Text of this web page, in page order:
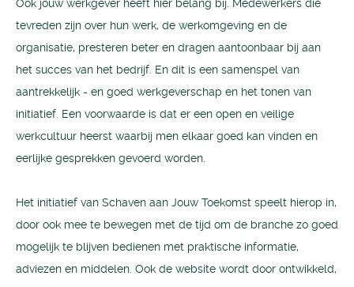
Ook jouw werkgever heeft hier belang bij. Medewerkers die
tevreden zijn over hun werk, de werkomgeving en de
organisatie, presteren beter en dragen aantoonbaar bij aan
het succes van het bedrijf. En dit is een samenspel van
aantrekkelijk - en goed werkgeverschap en het tonen van
initiatief. Een voorwaarde is dat er een open en veilige
werkcultuur heerst waarbij men elkaar goed kan vinden en
eerlijke gesprekken gevoerd worden.
Het initiatief van Schaven aan Jouw Toekomst speelt hierop in,
door ook mee te bewegen met de tijd om de branche zo goed
mogelijk te blijven bedienen met praktische informatie,
adviezen en middelen. Ook de website wordt door ontwikkeld,